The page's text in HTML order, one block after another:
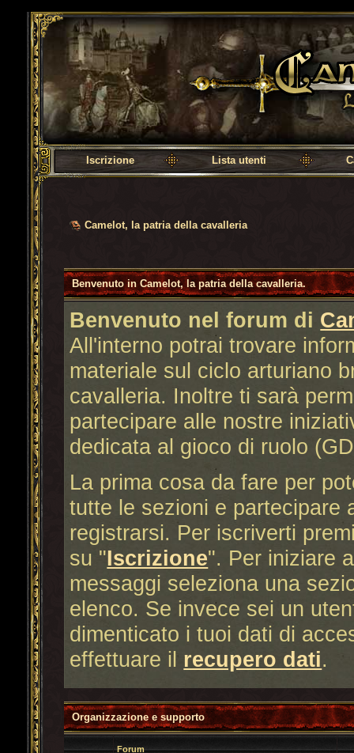
Camelot, la patria della cavalleria
Iscrizione Lista utenti
Camelot, la patria della cavalleria
Benvenuto in Camelot, la patria della cavalleria.
Benvenuto nel forum di
All'interno potrai trovare
materiale sul ciclo arturiano
cavalleria. Inoltre ti sarà
partecipare alle nostre
dedicata al gioco di ruolo
La prima cosa da fare per
tutte le sezioni e partecipare
registrarsi. Per iscriverti
su "Iscrizione". Per iniziare
messaggi seleziona una
elenco. Se invece sei un
dimenticato i tuoi dati di
effettuare il recupero dati.
Organizzazione e supporto
Forum